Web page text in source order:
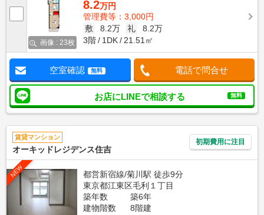
画像 : 23枚
8.2万円
管理費等：3,000円
敷
8.2万 礼
8.2万
3階
1DK 21.51㎡
空室確認 無料 電話で問合せ
お店にLINEで相談する 無料
賃貸マンション
オーキッドレジデンス住吉
初期費用に注目
NEW
都営新宿線/菊川駅 徒歩9分
東京都江東区毛利１丁目
築年数
築6年
建物階数
8階建